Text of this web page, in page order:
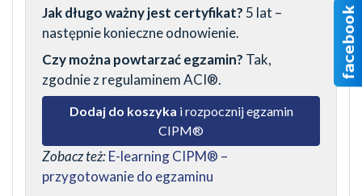
Jak długo ważny jest certyfikat? 5 lat –
następnie konieczne odnowienie.
Czy można powtarzać egzamin? Tak,
zgodnie z regulaminem ACI®.
Dodaj do koszyka i rozpocznij egzamin
CIPM®
Zobacz też:E-learning CIPM® –
przygotowanie do egzaminu